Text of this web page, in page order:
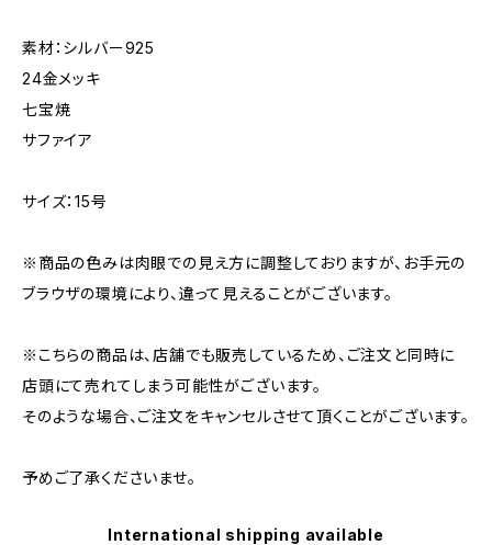
素材：シルバー925
24金メッキ
七宝焼
サファイア
サイズ：15号
※商品の色みは肉眼での見え方に調整しておりますが、お手元の
ブラウザの環境により、違って見えることがございます。
※こちらの商品は、店舗でも販売しているため、ご注文と同時に
店頭にて売れてしまう可能性がございます。
そのような場合、ご注文をキャンセルさせて頂くことがございます。
予めご了承くださいませ。
International shipping available